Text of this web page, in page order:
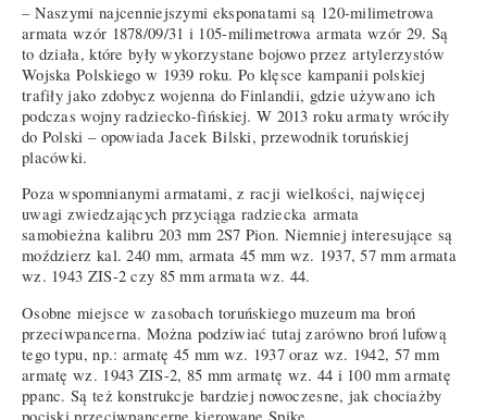
– Naszymi najcenniejszymi eksponatami są 120-milimetrowa
armata wzór 1878/09/31 i 105-milimetrowa armata wzór 29. Są
to działa, które były wykorzystane bojowo przez artylerzystów
Wojska Polskiego w 1939 roku. Po klęsce kampanii polskiej
trafiły jako zdobycz wojenna do Finlandii, gdzie używano ich
podczas wojny radziecko-fińskiej. W 2013 roku armaty wróciły
do Polski – opowiada Jacek Bilski, przewodnik toruńskiej
placówki.
Poza wspomnianymi armatami, z racji wielkości, najwięcej
uwagi zwiedzających przyciąga radziecka armata
samobieżna kalibru 203 mm 2S7 Pion. Niemniej interesujące są
moździerz kal. 240 mm, armata 45 mm wz. 1937, 57 mm armata
wz. 1943 ZIS-2 czy 85 mm armata wz. 44.
Osobne miejsce w zasobach toruńskiego muzeum ma broń
przeciwpancerna. Można podziwiać tutaj zarówno broń lufową
tego typu, np.: armatę 45 mm wz. 1937 oraz wz. 1942, 57 mm
armatę wz. 1943 ZIS-2, 85 mm armatę wz. 44 i 100 mm armatę
ppanc. Są też konstrukcje bardziej nowoczesne, jak chociażby